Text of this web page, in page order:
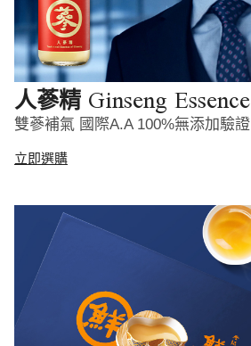
人蔘精 Ginseng Essence
雙蔘補氣 國際A.A 100%無添加驗證
立即選購